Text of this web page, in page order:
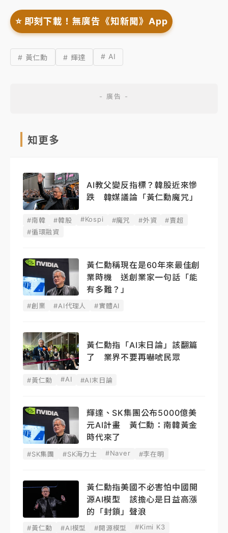
⭐️ 即刻下載！無廣告《知新聞》App
# 黃仁勳 # 輝達 # AI
知更多
AI教父變反指標？韓股近來慘
跌 韓媒議論「黃仁勳魔咒」
#南韓 #韓股 #Kospi #魔咒 #外資
#賣超
#循環融資
黃仁勳稱現在是60年來最佳創
業時機 送創業家一句話「能
有多難？」
#創業 #AI代理人 #實體AI
黃仁勳指「AI末日論」該翻篇
了 業界不要再嚇唬民眾
#黃仁勳 #AI #AI末日論
輝達、SK集團公布5000億美
元AI計畫 黃仁勳：南韓黃金
時代來了
#SK集團 #SK海力士 #Naver #李在明
黃仁勳指美國不必害怕中國開
源AI模型 該擔心是日益高漲
的「封鎖」聲浪
#黃仁勳 #AI模型 #開源模型 #Kimi K3